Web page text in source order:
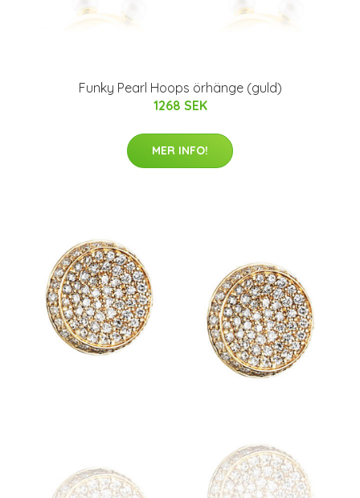
Funky Pearl Hoops örhänge (guld)
1268 SEK
MER INFO!